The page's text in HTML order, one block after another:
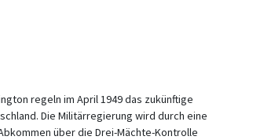
regeln im April 1949 das zukünftige
Die Militärregierung wird durch eine
über die Drei-Mächte-Kontrolle